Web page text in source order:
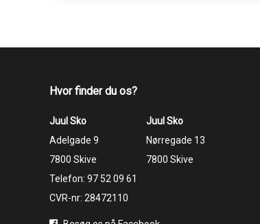
Hvor finder du os?
Juul Sko
​​​​​​​Adelgade 9
7800 Skive
Telefon: 97 52 09 61
CVR-nr: 28472110
Juul Sko
​​​​​​​Nørregade 13
7800 Skive